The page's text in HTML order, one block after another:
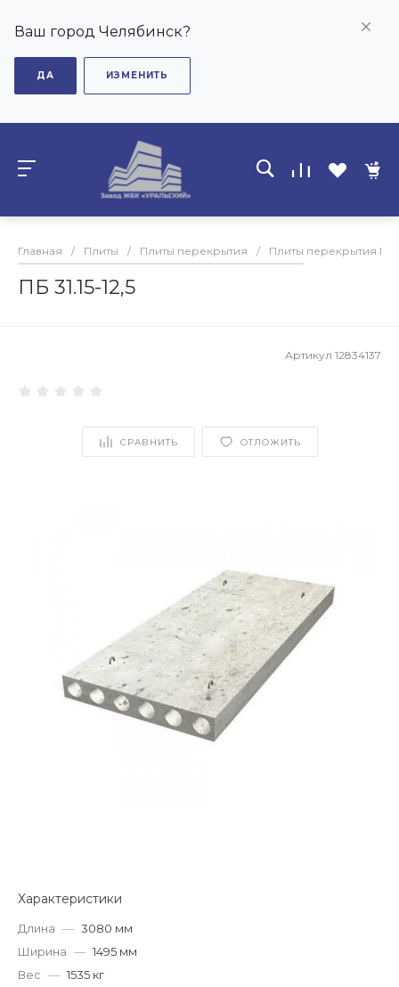
Ваш город Челябинск?
ДА ИЗМЕНИТЬ
Главная / Плиты / Плиты перекрытия / Плиты перекрытия ПБ
ПБ 31.15-12,5
Артикул 12834137
СРАВНИТЬ ОТЛОЖИТЬ
Характеристики
Длина — 3080 мм
Ширина — 1495 мм
Вес — 1535 кг